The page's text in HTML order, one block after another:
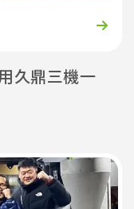
久鼎三機一